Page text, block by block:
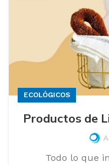
ECOLÓGICOS
Productos de
Todo lo que